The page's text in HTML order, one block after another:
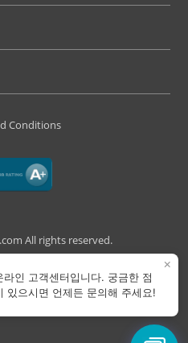
Conditions
All rights reserved.
iTalk Global Communications, Inc.,
and other countries.
라인 고객센터입니다. 궁금한 점
있으시면 언제든 문의해 주세요!
×